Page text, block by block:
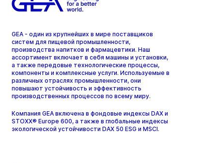
GEA - один из крупнейших в мире поставщиков
систем для пищевой промышленности,
производства напитков и фармацевтики. Наш
ассортимент включает в себя машины и установки,
а также передовые технологические процессы,
компоненты и комплексные услуги. Используемые в
различных отраслях промышленности, они
повышают устойчивость и эффективность
производственных процессов по всему миру.
Компания GEA включена в фондовые индексы DAX и
STOXX® Europe 600, а также в глобальные индексы
экологической устойчивости DAX 50 ESG и MSCI.